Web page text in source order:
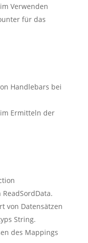
Verwenden
für das
Handlebars bei
Ermitteln der
von Datensätzen
String.
des Mappings